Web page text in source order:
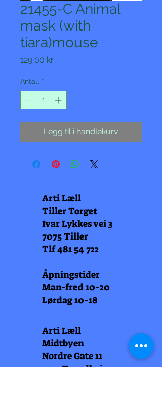
21455-C Animal
mask (with
tiara)mouse
129,00 krPris
Antall *
Legg til i handlekurv
Arti Læll
Tiller Torget
Ivar Lykkes vei 3
7075 Tiller
Tlf481 54 722
Åpningstider
Man-fred 10-20
Lørdag 10-18
Arti Læll
Midtbyen
Nordre Gate 11
7011 Trondheim